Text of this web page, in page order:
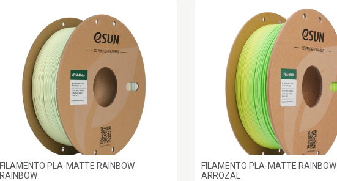
FILAMENTO PLA-MATTE RAINBOW
RAINBOW
FILAMENTO PLA-MATTE RAINBOW
ARROZAL